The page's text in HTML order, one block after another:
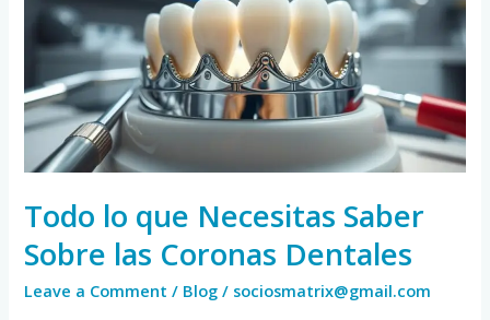
Todo lo que Necesitas Saber
Sobre las Coronas Dentales
Leave a Comment / Blog / sociosmatrix@gmail.com
Necesitas
Saber
Sobre
las
Coronas
Dentales